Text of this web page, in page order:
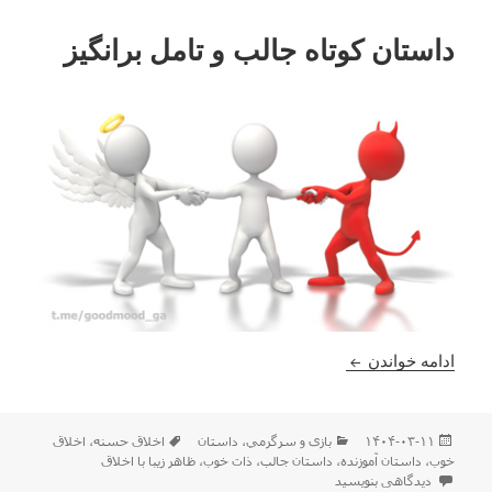
داستان کوتاه جالب و تامل برانگیز
ادامه خواندن داستان کوتاه جالب و تامل برانگیز
ارسال
شده
در
۱۴۰۴-۰۳-۱۱ دسته‌ها
بازی و سرگرمي، داستان برچسب‌ها
اخلاق حسنه، اخلاق
خوب، داستان آموزنده، داستان جالب، ذات خوب،ظاهر زیبا با اخلاق
برای داستان کوتاه جالب و تامل برانگیز
دیدگاهی بنویسید